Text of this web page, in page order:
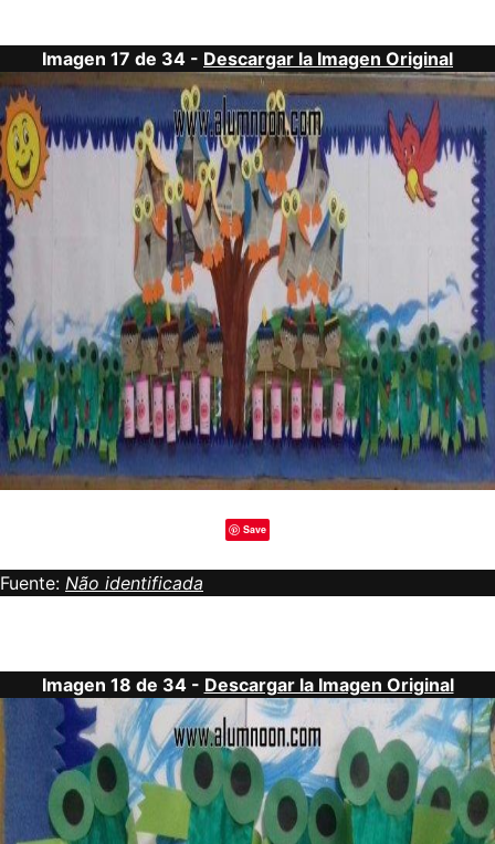
Imagen 17 de 34 - Descargar la Imagen Original
Save
Fuente: Não identificada
Imagen 18 de 34 - Descargar la Imagen Original